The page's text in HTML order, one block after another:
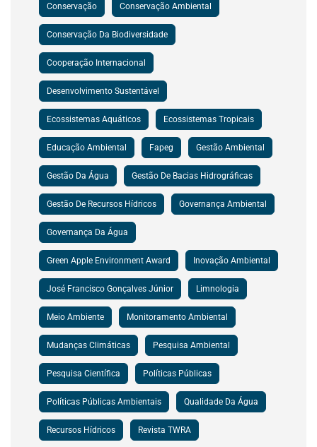
Conservação Conservação Ambiental
Conservação Da Biodiversidade
Cooperação Internacional
Desenvolvimento Sustentável
Ecossistemas Aquáticos Ecossistemas Tropicais
Educação Ambiental Fapeg Gestão Ambiental
Gestão Da Água Gestão De Bacias Hidrográficas
Gestão De Recursos Hídricos Governança Ambiental
Governança Da Água
Green Apple Environment Award Inovação Ambiental
José Francisco Gonçalves Júnior Limnologia
Meio Ambiente Monitoramento Ambiental
Mudanças Climáticas Pesquisa Ambiental
Pesquisa Científica Políticas Públicas
Políticas Públicas Ambientais Qualidade Da Água
Recursos Hídricos Revista TWRA